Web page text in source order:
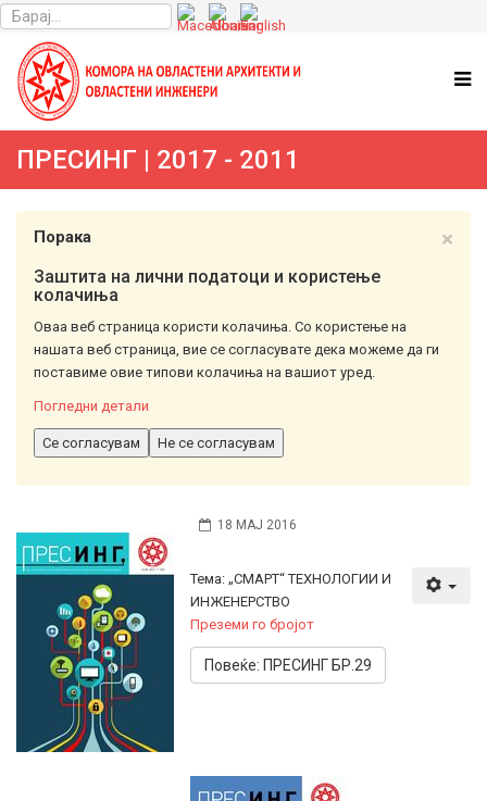
ПРЕСИНГ | 2017 - 2011
×
Порака
Заштита на лични податоци и користење
колачиња
Оваа веб страница користи колачиња. Со користење на
нашата веб страница, вие се согласувате дека можеме да ги
поставиме овие типови колачиња на вашиот уред.
Погледни детали
Се согласувам Не се согласувам
18 МАЈ 2016
Тема: „СМАРТ“ ТЕХНОЛОГИИ И
ИНЖЕНЕРСТВО
Преземи го бројот
Повеќе: ПРЕСИНГ БР.29